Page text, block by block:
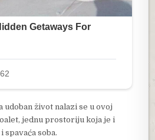
udoban život nalazi se u ovoj
jednu prostoriju koja je i
spavaća soba.